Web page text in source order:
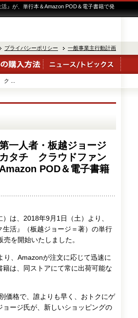
』が、単行本＆Amazon POD＆電子書籍で発
プライバシーポリシー 一般事業主行動計画
...
一人者・板越ジョージ
タチ クラウドファン
POD＆電子書籍
は、2018年9月1日（土）より、
活』（板越ジョージ＝著）の単行
を開始いたしました。
、Amazonが注文に応じて迅速に
は、同ストアにて常に出荷可能な
価格で、誰よりも早く、おトクにゲ
ージ氏が、新しいショッピングの